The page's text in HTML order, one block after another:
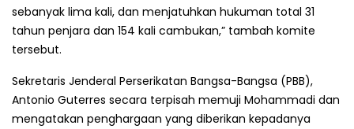
sebanyak lima kali, dan menjatuhkan hukuman total 31
tahun penjara dan 154 kali cambukan,” tambah komite
tersebut.
Sekretaris Jenderal Perserikatan Bangsa-Bangsa (PBB),
Antonio Guterres secara terpisah memuji Mohammadi dan
mengatakan penghargaan yang diberikan kepadanya